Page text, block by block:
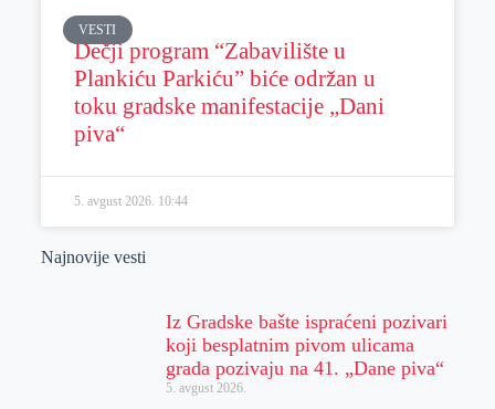
VESTI
Dečji program “Zabavilište u
Plankiću Parkiću” biće održan u
toku gradske manifestacije „Dani
piva“
5. avgust 2026. 10:44
Najnovije vesti
Iz Gradske bašte ispraćeni pozivari
koji besplatnim pivom ulicama
grada pozivaju na 41. „Dane piva“
5. avgust 2026.